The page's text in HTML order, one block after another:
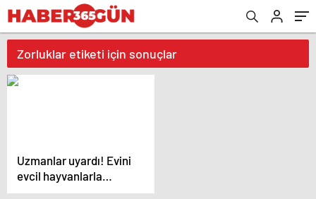
Zorluklar etiketi için sonuçlar
Uzmanlar uyardı! Evini
evcil hayvanlarla
doldurmak da bir